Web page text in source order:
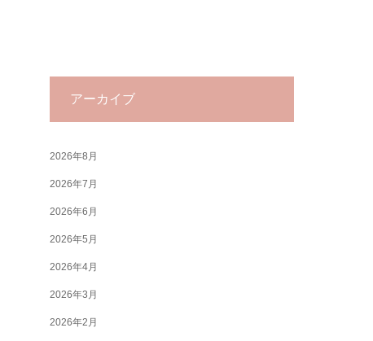
アーカイブ
2026年8月
2026年7月
2026年6月
2026年5月
2026年4月
2026年3月
2026年2月